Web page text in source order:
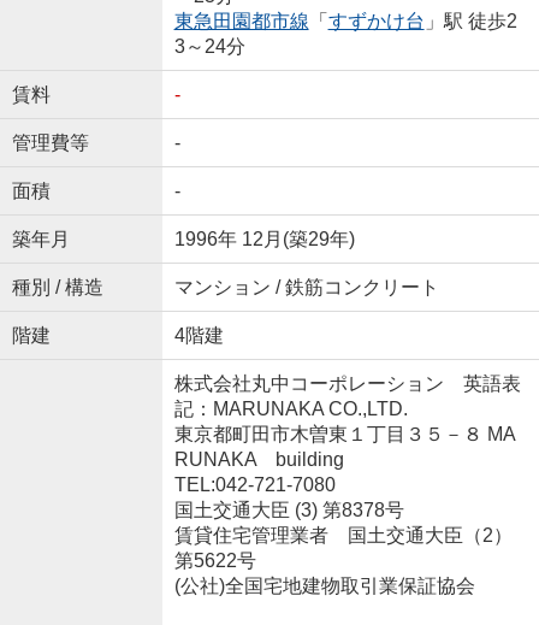
東急田園都市線 「 すずかけ台 」駅 徒歩2
3～24分
賃料 -
管理費等 -
面積 -
築年月 1996年 12月(築29年)
種別 / 構造 マンション / 鉄筋コンクリート
階建 4階建
株式会社丸中コーポレーション 英語表
記：MARUNAKA CO.,LTD.
東京都町田市木曽東１丁目３５－８ MA
RUNAKA building
TEL:042-721-7080
国土交通大臣 (3) 第8378号
賃貸住宅管理業者 国土交通大臣（2）
第5622号
(公社)全国宅地建物取引業保証協会